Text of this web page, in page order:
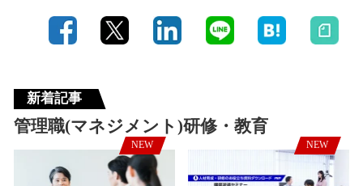
新着記事
管理職(マネジメント)研修・教育
NEW NEW